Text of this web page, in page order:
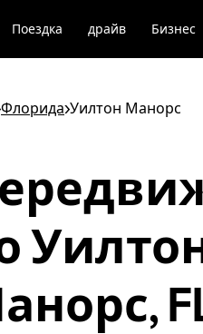
Поездка драйв Бизнес
Флорида>Уилтон Манорс